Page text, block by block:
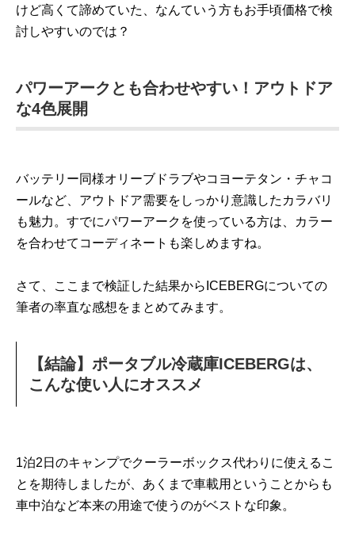
けど高くて諦めていた、なんていう方もお手頃価格で検
討しやすいのでは？
パワーアークとも合わせやすい！アウトドア
な4色展開
バッテリー同様オリーブドラブやコヨーテタン・チャコ
ールなど、アウトドア需要をしっかり意識したカラバリ
も魅力。すでにパワーアークを使っている方は、カラー
を合わせてコーディネートも楽しめますね。
さて、ここまで検証した結果からICEBERGについての
筆者の率直な感想をまとめてみます。
【結論】ポータブル冷蔵庫ICEBERGは、
こんな使い人にオススメ
1泊2日のキャンプでクーラーボックス代わりに使えるこ
とを期待しましたが、あくまで車載用ということからも
車中泊など本来の用途で使うのがベストな印象。